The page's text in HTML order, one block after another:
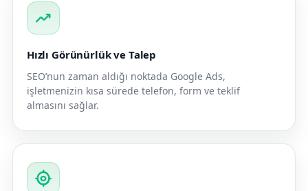
trending_up
Hızlı Görünürlük ve Talep
SEO’nun zaman aldığı noktada Google Ads,
işletmenizin kısa sürede telefon, form ve teklif
almasını sağlar.
my_location